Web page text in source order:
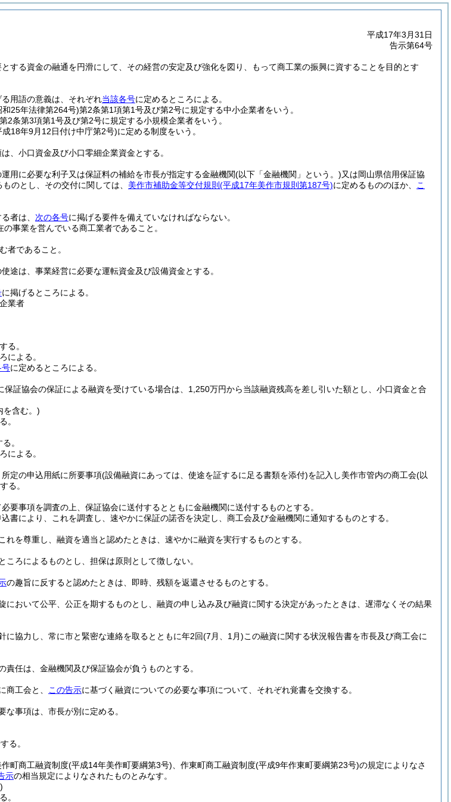
平成17年3月31日
告示第64号
する資金の融通を円滑にして、その経営の安定及び強化を図り、もって商工業の振興に資することを目的とす
る用語の意義は、それぞれ当該各号に定めるところによる。
和25年法律第264号)第2条第1項第1号及び第2号に規定する中小企業者をいう。
条第3項第1号及び第2号に規定する小規模企業者をいう。
成18年9月12日付け中庁第2号)に定める制度をいう。
、小口資金及び小口零細企業資金とする。
用に必要な利子又は保証料の補給を市長が指定する金融機関(以下「金融機関」という。)又は岡山県信用保証協
のとし、その交付に関しては、 美作市補助金等交付規則 (平成17年美作市規則第187号)に定めるもののほか、
こ
者は、 次の各号に掲げる要件を備えていなければならない。
事業を営んでいる商工業者であること。
者であること。
途は、事業経営に必要な運転資金及び設備資金とする。
に掲げるところによる。
業者
る。
による。
号に定めるところによる。
保証協会の保証による融資を受けている場合は、1,250万円から当該融資残高を差し引いた額とし、小口資金と合
を含む。)
。
。
による。
定の申込用紙に所要事項(設備融資にあっては、使途を証するに足る書類を添付)を記入し美作市管内の商工会(以
る。
要事項を調査の上、保証協会に送付するとともに金融機関に送付するものとする。
書により、これを調査し、速やかに保証の諾否を決定し、商工会及び金融機関に通知するものとする。
れを尊重し、融資を適当と認めたときは、速やかに融資を実行するものとする。
ころによるものとし、担保は原則として徴しない。
の趣旨に反すると認めたときは、即時、残額を返還させるものとする。
において公平、公正を期するものとし、融資の申し込み及び融資に関する決定があったときは、遅滞なくその結果
に協力し、常に市と緊密な連絡を取るとともに年2回(7月、1月)この融資に関する状況報告書を市長及び商工会に
責任は、金融機関及び保証協会が負うものとする。
商工会と、 この告示に基づく融資についての必要な事項について、それぞれ覚書を交換する。
な事項は、市長が別に定める。
る。
町商工融資制度(平成14年美作町要綱第3号) 、作東町商工融資制度(平成9年作東町要綱第23号)の規定によりなさ
示の相当規定によりなされたものとみなす。
。